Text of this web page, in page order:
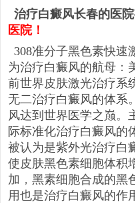
治疗白癜风长春的医
医院！
308准分子黑色素快速
为治疗白癜风的航母：
前世界皮肤激光治疗系
无二治疗白癜风的体系
风达到世界医学之巅。
际标准化治疗白癜风的
被认为是紫外光治疗白
使皮肤黑色素细胞体积
加，黑素细胞合成的黑
用也是治疗白癜风的作